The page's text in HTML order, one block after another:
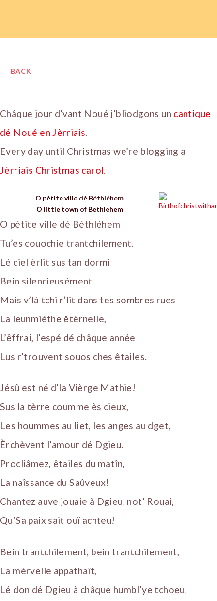
BACK
Châque jour d’vant Noué j’bliodgons un cantique
dé Noué en Jèrriais.
Every day until Christmas we’re blogging a
Jèrriais Christmas carol.
O pétite ville dé Béthléhem
O little town of Bethlehem
O pétite ville dé Béthléhem
Tu’es couochie trantchilement.
Lé ciel èrlit sus tan dormi
Bein silencieusément.
Mais v’là tchi r’lit dans tes sombres rues
La leunmiéthe êtèrnelle,
L’êffrai, l’espé dé châque année
Lus r’trouvent souos ches êtailes.
Jésû est né d’la Vièrge Mathie!
Sus la tèrre coumme ès cieux,
Les hoummes au liet, les anges au dget,
Èrchèvent l’amour dé Dgieu.
Procliâmez, êtailes du matîn,
La naîssance du Saûveux!
Chantez auve jouaie à Dgieu, not’ Rouai,
Qu’Sa paix sait ouï achteu!
Bein trantchilement, bein trantchilement,
La mèrvelle appathaît,
Lé don dé Dgieu à châque humbl’ye tchoeu,